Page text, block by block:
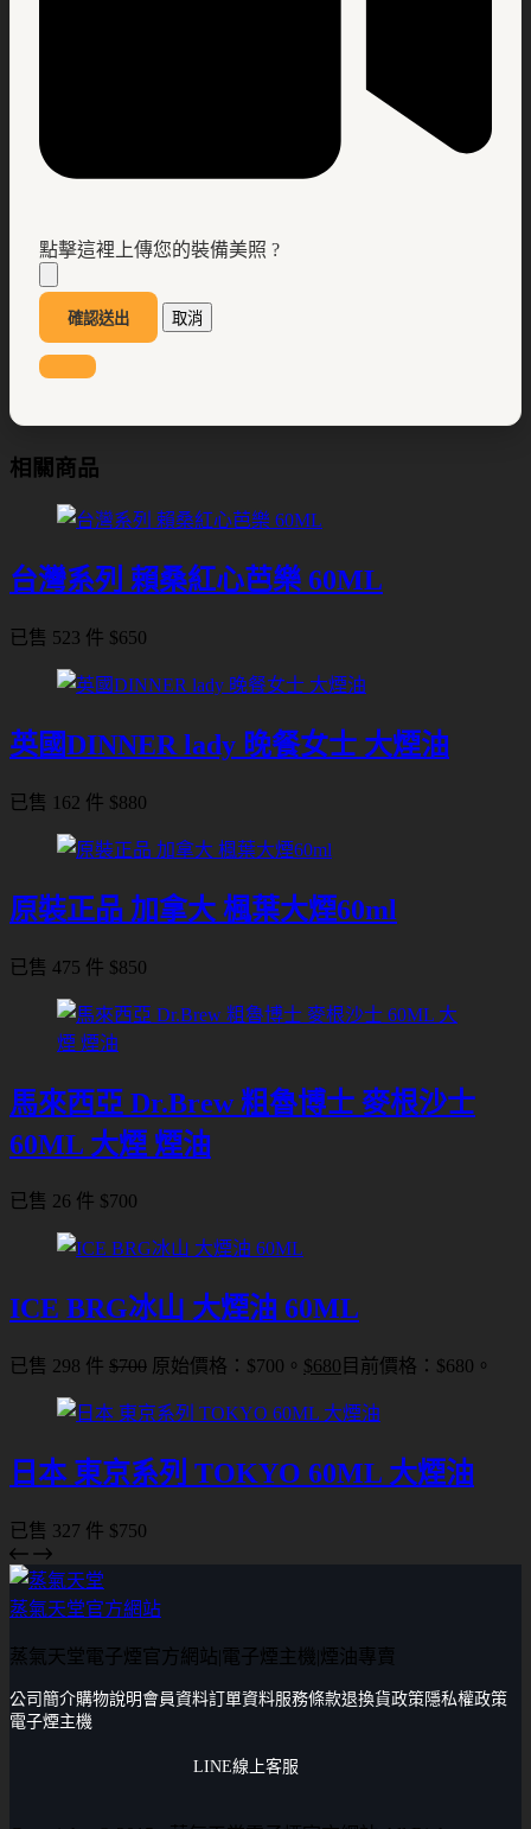
點擊這裡上傳您的裝備美照 ?
確認送出 取消
相關商品
台灣系列 賴桑紅心芭樂 60ML
已售 523 件 $650
英國DINNER lady 晚餐女士 大煙油
已售 162 件 $880
原裝正品 加拿大 楓葉大煙60ml
已售 475 件 $850
馬來西亞 Dr.Brew 粗魯博士 麥根沙士
60ML 大煙 煙油
已售 26 件 $700
ICE BRG冰山 大煙油 60ML
已售 298 件 $700 原始價格：$700。 $680 目前價格：$680。
日本 東京系列 TOKYO 60ML 大煙油
已售 327 件 $750
蒸氣天堂官方網站
蒸氣天堂電子煙官方網站|電子煙主機|煙油專賣
公司簡介購物說明會員資料訂單資料服務條款退換貨政策 隱私權政策
電子煙主機
LINE線上客服